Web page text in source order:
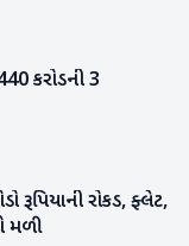
કરોડની 3
રૂપિયાની રોકડ, ફ્લેટ,
મળી